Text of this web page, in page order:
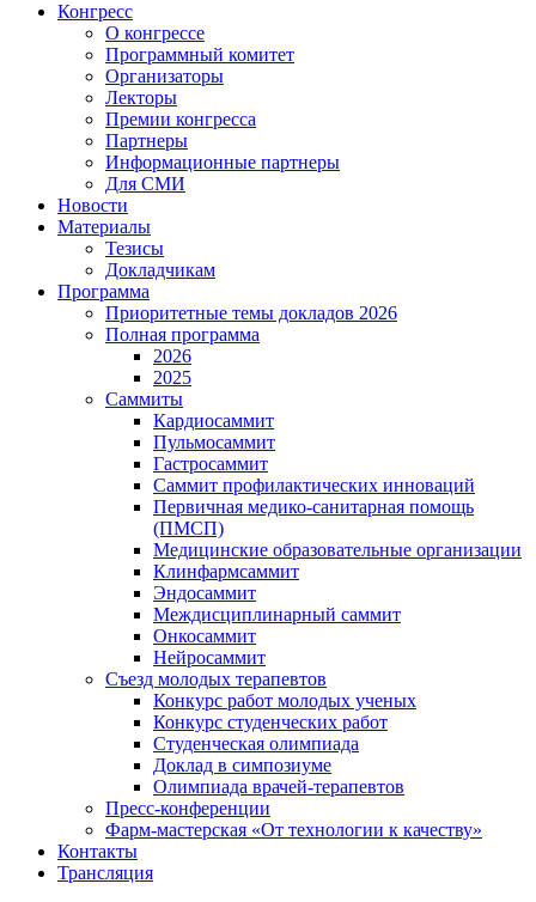
Конгресс
О конгрессе
Программный комитет
Организаторы
Лекторы
Премии конгресса
Партнеры
Информационные партнеры
Для СМИ
Новости
Материалы
Тезисы
Докладчикам
Программа
Приоритетные темы докладов 2026
Полная программа
2026
2025
Саммиты
Кардиосаммит
Пульмосаммит
Гастросаммит
Саммит профилактических инноваций
Первичная медико-санитарная помощь
(ПМСП)
Медицинские образовательные организации
Клинфармсаммит
Эндосаммит
Междисциплинарный саммит
Онкосаммит
Нейросаммит
Съезд молодых терапевтов
Конкурс работ молодых ученых
Конкурс студенческих работ
Студенческая олимпиада
Доклад в симпозиуме
Олимпиада врачей-терапевтов
Пресс-конференции
Фарм-мастерская «От технологии к качеству»
Контакты
Трансляция